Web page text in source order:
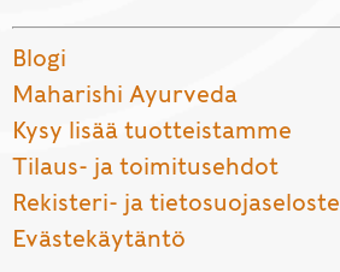
Blogi
Maharishi Ayurveda
Kysy lisää tuotteistamme
Tilaus- ja toimitusehdot
Rekisteri- ja tietosuojaseloste
Evästekäytäntö